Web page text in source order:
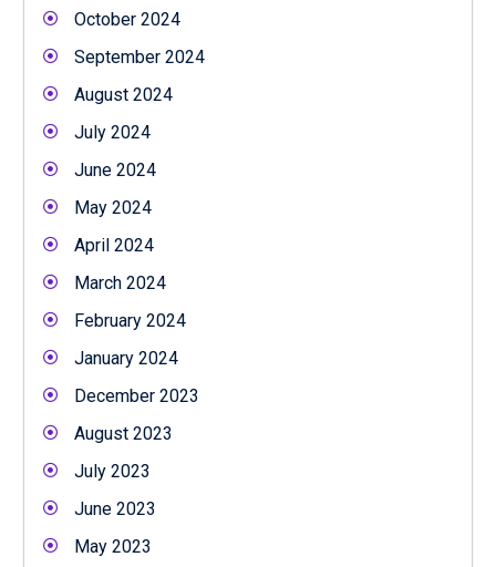
October 2024
September 2024
August 2024
July 2024
June 2024
May 2024
April 2024
March 2024
February 2024
January 2024
December 2023
August 2023
July 2023
June 2023
May 2023